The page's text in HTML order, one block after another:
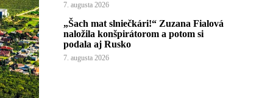
7. augusta 2026
„Šach mat slniečkári!“ Zuzana Fialová
naložila konšpirátorom a potom si
podala aj Rusko
7. augusta 2026